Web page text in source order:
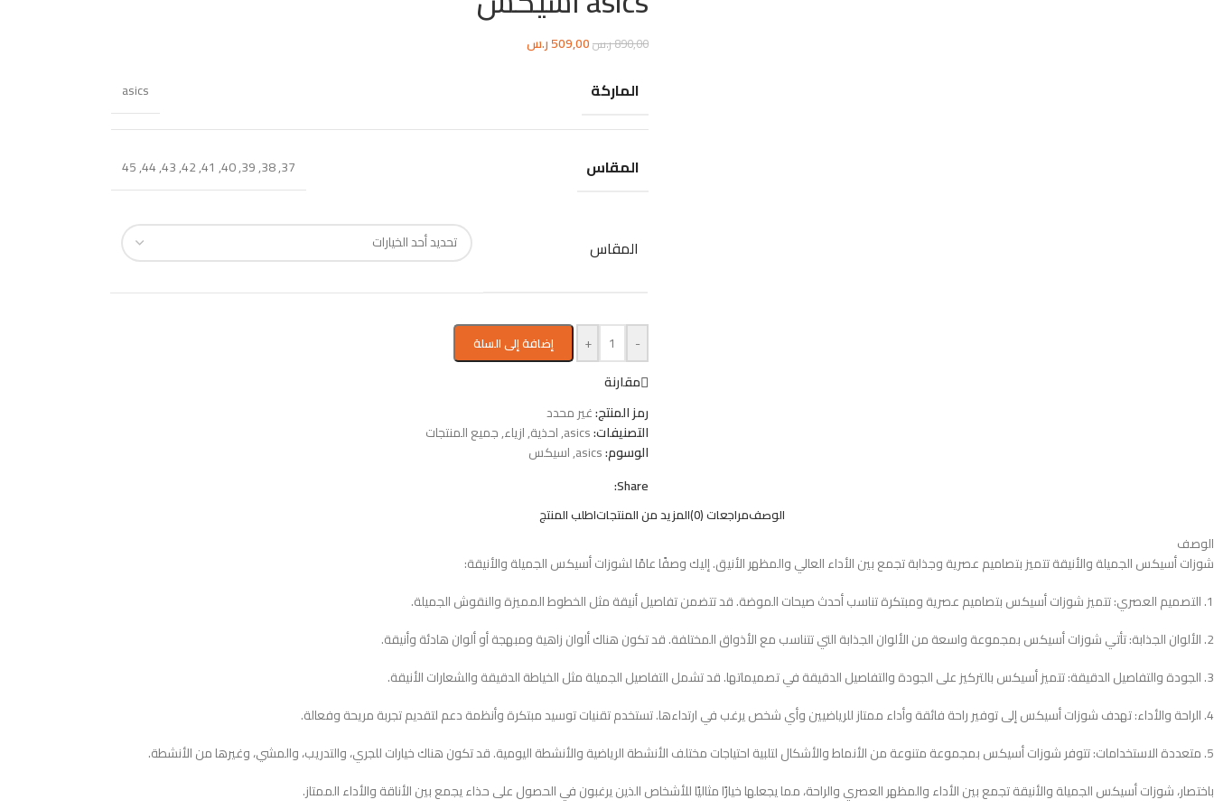
890,00ر.س509,00ر.س
الماركة asics
المقاس 37
,
38
,
39
,
40
,
41
,
42
,
43
,
44
,
45
المقاس
-
+ إضافة إلى السلة
مقارنة
رمز المنتج:غير محدد
التصنيفات:asics
,احذية,ازياء,جميع المنتجات
الوسوم:asics
,اسيكس
Share:
الوصفمراجعات (0) المزيد من المنتجاتاطلب المنتج
الوصف
شوزات أسيكس الجميلة والأنيقة تتميز بتصاميم عصرية وجذابة تجمع بين الأداء العالي والمظهر الأنيق. إليك وصفًا عامًا لشوزات أسيكس الجميلة والأنيقة:
1. التصميم العصري: تتميز شوزات أسيكس بتصاميم عصرية ومبتكرة تناسب أحدث صيحات الموضة. قد تتضمن تفاصيل أنيقة مثل الخطوط المميزة والنقوش الجميلة.
2. الألوان الجذابة: تأتي شوزات أسيكس بمجموعة واسعة من الألوان الجذابة التي تتناسب مع الأذواق المختلفة. قد تكون هناك ألوان زاهية ومبهجة أو ألوان هادئة وأنيقة.
3. الجودة والتفاصيل الدقيقة: تتميز أسيكس بالتركيز على الجودة والتفاصيل الدقيقة في تصميماتها. قد تشمل التفاصيل الجميلة مثل الخياطة الدقيقة والشعارات الأنيقة.
4. الراحة والأداء: تهدف شوزات أسيكس إلى توفير راحة فائقة وأداء ممتاز للرياضيين وأي شخص يرغب في ارتداءها. تستخدم تقنيات توسيد مبتكرة وأنظمة دعم لتقديم تجربة مريحة وفعالة.
5. متعددة الاستخدامات: تتوفر شوزات أسيكس بمجموعة متنوعة من الأنماط والأشكال لتلبية احتياجات مختلف الأنشطة الرياضية والأنشطة اليومية. قد تكون هناك خيارات للجري، والتدريب، والمشي، وغيرها من الأنشطة.
باختصار، شوزات أسيكس الجميلة والأنيقة تجمع بين الأداء والمظهر العصري والراحة، مما يجعلها خيارًا مثاليًا للأشخاص الذين يرغبون في الحصول على حذاء يجمع بين الأناقة والأداء الممتاز.